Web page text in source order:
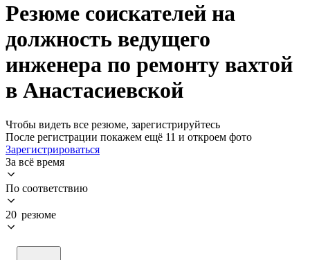
Резюме соискателей на
должность ведущего
инженера по ремонту вахтой
в Анастасиевской
Чтобы видеть все резюме, зарегистрируйтесь
После регистрации покажем ещё 11 и откроем фото
Зарегистрироваться
За всё время
По соответствию
20 резюме